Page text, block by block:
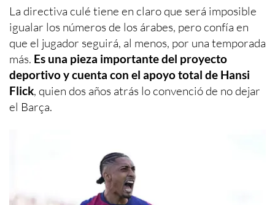
La directiva culé tiene en claro que será imposible
igualar los números de los árabes, pero confía en
que el jugador seguirá, al menos, por una temporada
más. Es una pieza importante del proyecto
deportivo y cuenta con el apoyo total de Hansi
Flick, quien dos años atrás lo convenció de no dejar
el Barça.